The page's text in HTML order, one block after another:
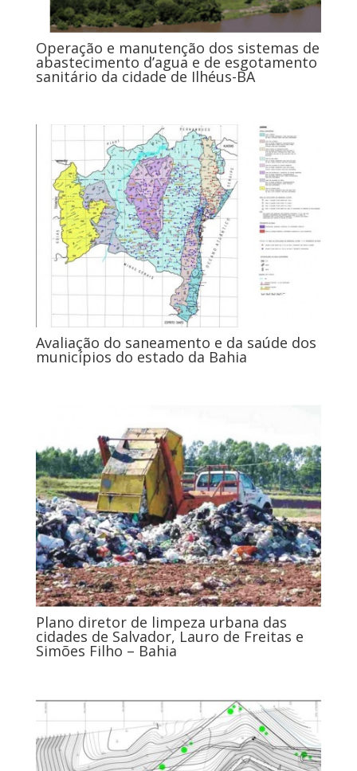
Operação e manutenção dos sistemas de
abastecimento d’agua e de esgotamento
sanitário da cidade de Ilhéus-BA
Avaliação do saneamento e da saúde dos
municípios do estado da Bahia
Plano diretor de limpeza urbana das
cidades de Salvador, Lauro de Freitas e
Simões Filho – Bahia